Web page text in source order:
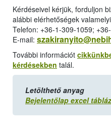
Kérdéseivel kérjük, forduljon
alábbi elérhetőségek
Telefon: +36-1-309-1059;
E-mail:
További információt
kérdésekben talál.
Letölthető anyag
Bejelentőlap excel